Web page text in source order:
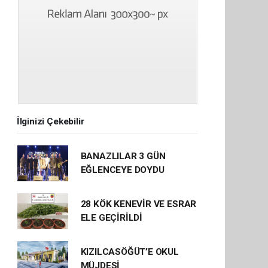
İlginizi Çekebilir
BANAZLILAR 3 GÜN
EĞLENCEYE DOYDU
28 KÖK KENEVİR VE ESRAR
ELE GEÇİRİLDİ
KIZILCASÖĞÜT’E OKUL
MÜJDESİ